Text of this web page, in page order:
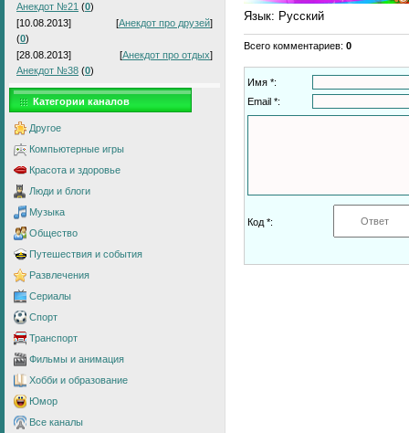
Анекдот №21 (0)
[10.08.2013]
[Анекдот про друзей]
(0)
[28.08.2013]
[Анекдот про отдых]
Анекдот №38 (0)
Категории каналов
Другое
Компьютерные игры
Красота и здоровье
Люди и блоги
Музыка
Общество
Путешествия и события
Развлечения
Сериалы
Спорт
Транспорт
Фильмы и анимация
Хобби и образование
Юмор
Все каналы
Язык: Русский
Всего комментариев: 0
Имя *:
Email *:
Код *: